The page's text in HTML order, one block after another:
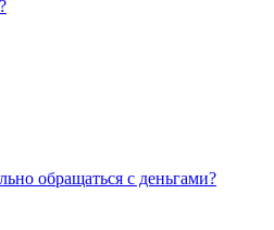
обращаться с деньгами?